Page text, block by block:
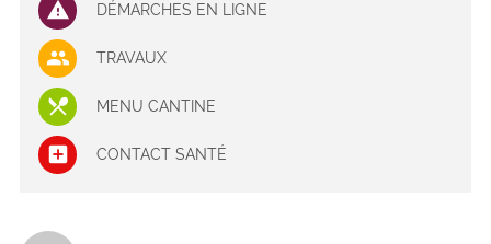
DÉMARCHES EN LIGNE
TRAVAUX
MENU CANTINE
CONTACT SANTÉ